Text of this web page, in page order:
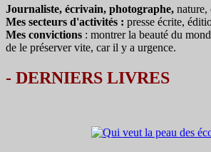
Journaliste, écrivain, photographe, nature,
Mes secteurs d'activités : presse écrite,
Mes convictions : montrer la beauté du
de le préserver vite, car il y a urgence.
- DERNIERS LIVRES